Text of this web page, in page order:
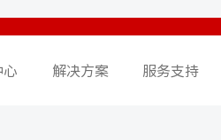
心 解决方案 服务支持